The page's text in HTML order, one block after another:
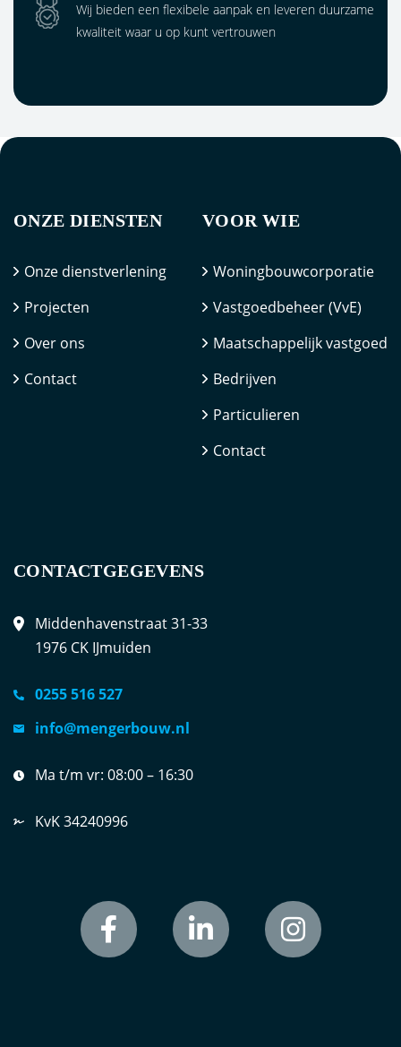
Wij bieden een flexibele aanpak en leveren duurzame
kwaliteit waar u op kunt vertrouwen
ONZE DIENSTEN
Onze dienstverlening
Projecten
Over ons
Contact
VOOR WIE
Woningbouwcorporatie
Vastgoedbeheer (VvE)
Maatschappelijk vastgoed
Bedrijven
Particulieren
Contact
CONTACTGEGEVENS
Middenhavenstraat 31-33
1976 CK IJmuiden
0255 516 527
info@mengerbouw.nl
Ma t/m vr: 08:00 – 16:30
KvK 34240996